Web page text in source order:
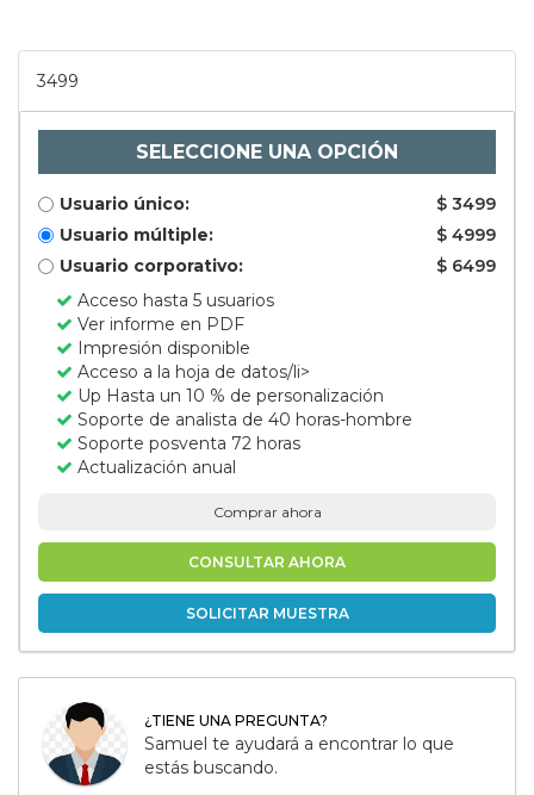
3499
SELECCIONE UNA OPCIÓN
Usuario único:
$ 3499
Usuario múltiple:
$ 4999
Usuario corporativo:
$ 6499
Acceso hasta 5 usuarios
Ver informe en PDF
Impresión disponible
Acceso a la hoja de datos/li>
Up Hasta un 10 % de personalización
Soporte de analista de 40 horas-hombre
Soporte posventa 72 horas
Actualización anual
Comprar ahora
CONSULTAR AHORA
SOLICITAR MUESTRA
¿TIENE UNA PREGUNTA?
Samuel te ayudará a encontrar lo que
estás buscando.